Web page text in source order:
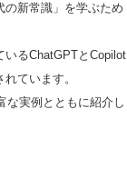
新常識」を学ぶため
いるChatGPTとCopilot
ています。
な実例とともに紹介し